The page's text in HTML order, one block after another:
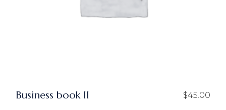
Business book II $45.00